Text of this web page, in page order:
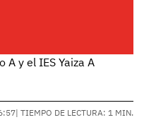
y el IES Yaiza A
| TIEMPO DE LECTURA: 1 MIN.